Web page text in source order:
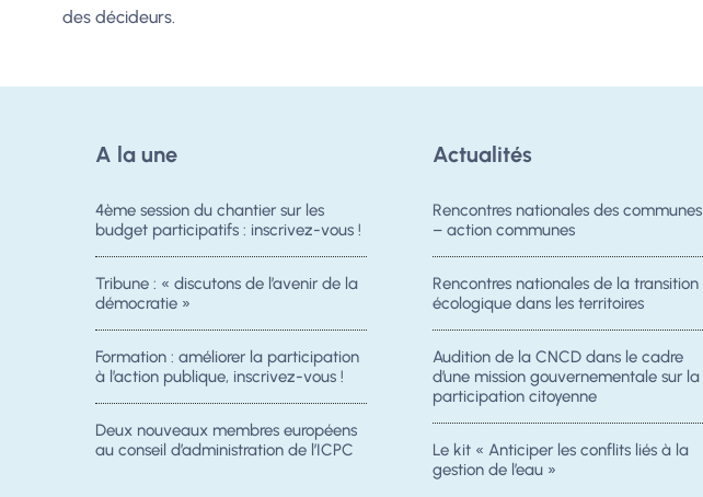
des décideurs.
A la une
4ème session du chantier sur les
budget participatifs : inscrivez-vous !
Tribune : « discutons de l’avenir de la
démocratie »
Formation : améliorer la participation
à l’action publique, inscrivez-vous !
Deux nouveaux membres européens
au conseil d’administration de l’ICPC
Actualités
Rencontres nationales des communes
– action communes
Rencontres nationales de la transition
écologique dans les territoires
Audition de la CNCD dans le cadre
d’une mission gouvernementale sur la
participation citoyenne
Le kit « Anticiper les conflits liés à la
gestion de l’eau »